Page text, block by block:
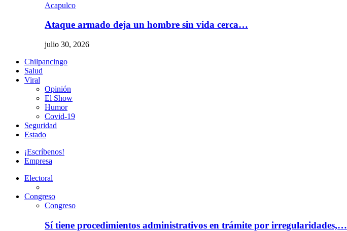
Acapulco
Ataque armado deja un hombre sin vida cerca…
julio 30, 2026
Chilpancingo
Salud
Viral
Opinión
El Show
Humor
Covid-19
Seguridad
Estado
¡Escríbenos!
Empresa
Electoral
Congreso
Congreso
Sí tiene procedimientos administrativos en trámite por irregularidades,…